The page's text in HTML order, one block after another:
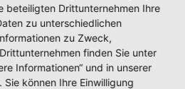
Trevor Mikos neuer
Jugendschützenkönig
2013 in Neheim –
Vogel wollte nicht
beteiligten Drittunternehmen Ihre
zu unterschiedlichen
zu Zweck,
finden Sie unter
Informationen“ und in unserer
können Ihre Einwilligung